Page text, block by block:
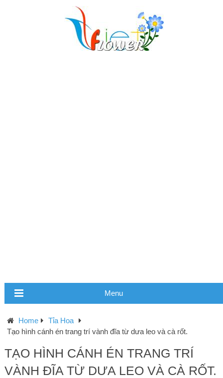
Menu
Home
Tỉa Hoa
Tạo hình cánh én trang trí vành đĩa từ dưa leo và cà rốt.
TẠO HÌNH CÁNH ÉN TRANG TRÍ
VÀNH ĐĨA TỪ DƯA LEO VÀ CÀ RỐT.